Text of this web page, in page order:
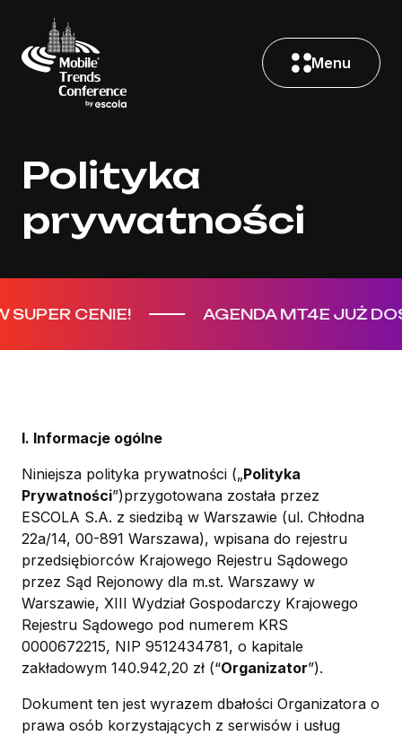
Menu
Polityka
prywatności
AGENDA MT4E JUŻ
I. Informacje ogólne
Niniejsza polityka prywatności („Polityka
Prywatności”)przygotowana została przez
ESCOLA S.A. z siedzibą w Warszawie (ul. Chłodna
22a/14, 00-891 Warszawa), wpisana do rejestru
przedsiębiorców Krajowego Rejestru Sądowego
przez Sąd Rejonowy dla m.st. Warszawy w
Warszawie, XIII Wydział Gospodarczy Krajowego
Rejestru Sądowego pod numerem KRS
0000672215, NIP 9512434781, o kapitale
zakładowym 140.942,20 zł (“Organizator”).
Dokument ten jest wyrazem dbałości Organizatora o
prawa osób korzystających z serwisów i usług